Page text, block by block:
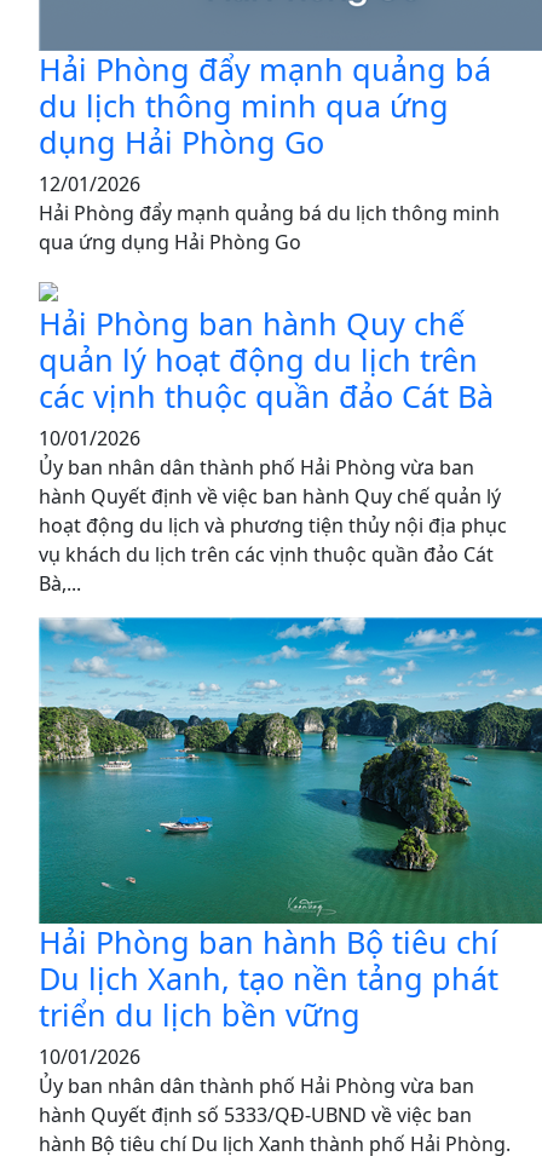
Hải Phòng đẩy mạnh quảng bá
du lịch thông minh qua ứng
dụng Hải Phòng Go
12/01/2026
Hải Phòng đẩy mạnh quảng bá du lịch thông minh
qua ứng dụng Hải Phòng Go
Hải Phòng ban hành Quy chế
quản lý hoạt động du lịch trên
các vịnh thuộc quần đảo Cát Bà
10/01/2026
Ủy ban nhân dân thành phố Hải Phòng vừa ban
hành Quyết định về việc ban hành Quy chế quản lý
hoạt động du lịch và phương tiện thủy nội địa phục
vụ khách du lịch trên các vịnh thuộc quần đảo Cát
Bà,...
Hải Phòng ban hành Bộ tiêu chí
Du lịch Xanh, tạo nền tảng phát
triển du lịch bền vững
10/01/2026
Ủy ban nhân dân thành phố Hải Phòng vừa ban
hành Quyết định số 5333/QĐ-UBND về việc ban
hành Bộ tiêu chí Du lịch Xanh thành phố Hải Phòng.